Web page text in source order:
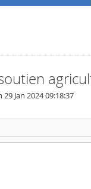
29 Jan 2024 09:18:37